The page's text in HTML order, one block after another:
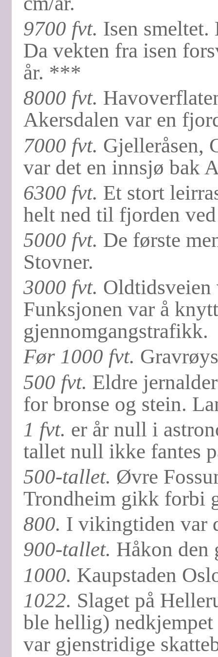
9700 fvt. Isen smeltet.
Da vekten fra isen
år. ***
8000 fvt.
Akersdalen var en
7000 fvt. Gjelleråsen,
var det en innsjø bak
6300 fvt. Et stort
helt ned til fjorden
5000 fvt. De første
Stovner.
3000 fvt. Oldtidsveien
Funksjonen var å
gjennomgangstrafikk.
Før 1000 fvt.
500 fvt. Eldre
for bronse og stein.
1 fvt. er år null i
tallet null ikke fantes
500-tallet. Øvre
Trondheim gikk forbi
800. I vikingtiden var
900-tallet. Håkon den
1000. Kaupstaden
1022. Slaget på
ble hellig)
var gjenstridige